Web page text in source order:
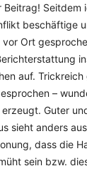
Beitrag! Seitdem
beschäftige
vor Ort
auf. Trickreich
–
Guter
sieht anders
dass die
sein bzw.